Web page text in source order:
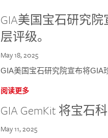
GIA美国宝石研究
层评级。
May 18, 2025
GIA美国宝石研究院宣布将GIA
阅读更多
GIA GemKit 将宝石
May 11, 2025